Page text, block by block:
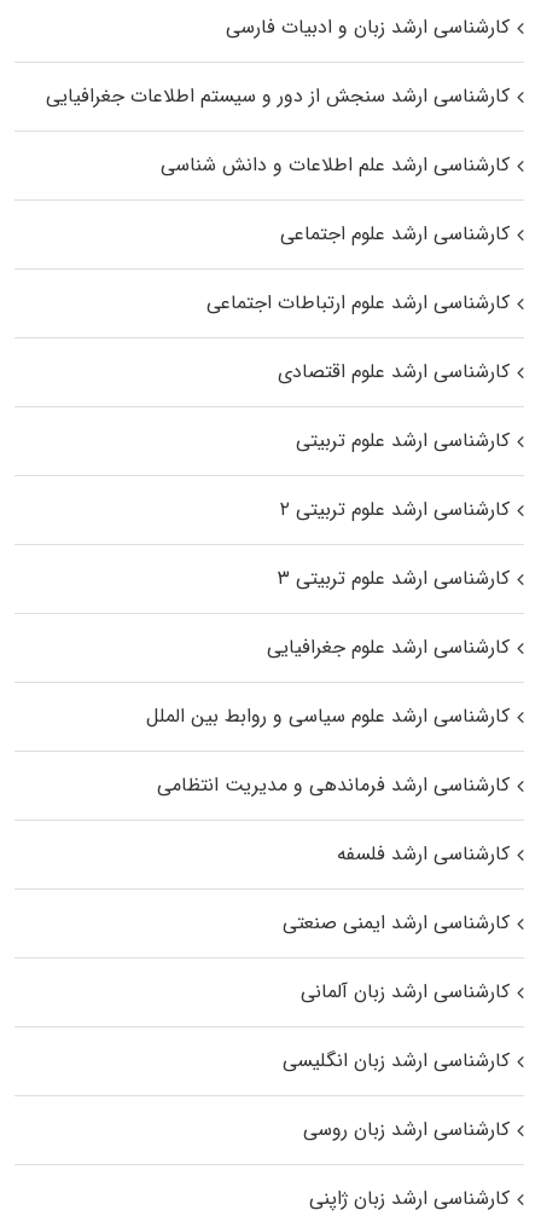
کارشناسی ارشد زبان و ادبیات فارسی
کارشناسی ارشد سنجش از دور و سیستم اطلاعات جغرافیایی
کارشناسی ارشد علم اطلاعات و دانش شناسی
کارشناسی ارشد علوم اجتماعی
کارشناسی ارشد علوم ارتباطات اجتماعی
کارشناسی ارشد علوم اقتصادی
کارشناسی ارشد علوم تربیتی
کارشناسی ارشد علوم تربیتی ۲
کارشناسی ارشد علوم تربیتی ۳
کارشناسی ارشد علوم جغرافیایی
کارشناسی ارشد علوم سیاسی و روابط بین الملل
کارشناسی ارشد فرماندهی و مدیریت انتظامی
کارشناسی ارشد فلسفه
کارشناسی ارشد ایمنی صنعتی
کارشناسی ارشد زبان آلمانی
کارشناسی ارشد زبان انگلیسی
کارشناسی ارشد زبان روسی
کارشناسی ارشد زبان ژاپنی